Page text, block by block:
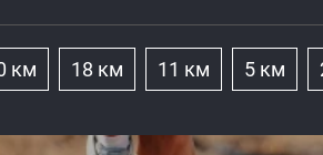
км 18 км 11 км 5 км